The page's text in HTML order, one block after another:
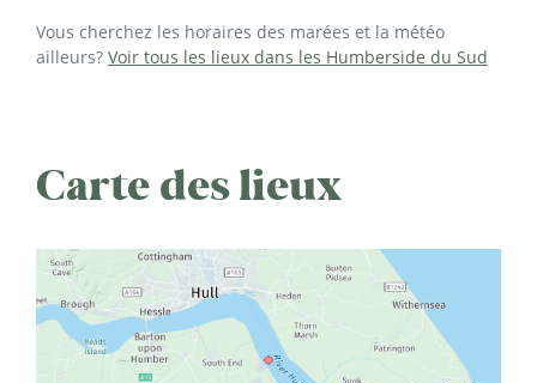
Vous cherchez les horaires des marées et la météo
ailleurs? Voir tous les lieux dans les Humberside du Sud
Carte des lieux